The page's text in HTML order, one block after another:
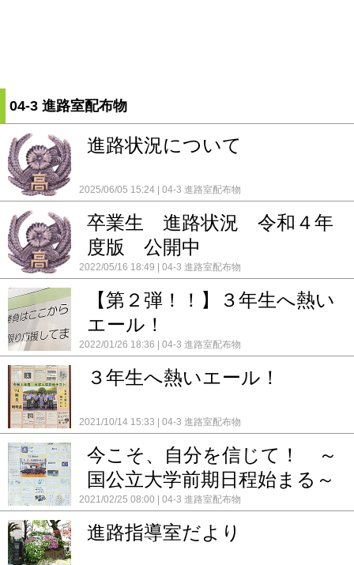
04-3 進路室配布物
進路状況について
2025/06/05 15:24 04-3 進路室配布物
卒業生 進路状況 令和４年
度版 公開中
2022/05/16 18:49 04-3 進路室配布物
【第２弾！！】３年生へ熱い
エール！
2022/01/26 18:36 04-3 進路室配布物
３年生へ熱いエール！
2021/10/14 15:33 04-3 進路室配布物
今こそ、自分を信じて！ ～
国公立大学前期日程始まる～
2021/02/25 08:00 04-3 進路室配布物
進路指導室だより